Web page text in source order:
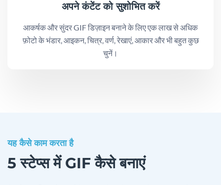
अपने कंटेंट को सुशोभित करें
आकर्षक और सुंदर GIF डिज़ाइन बनाने के लिए एक लाख से अधिक
फ़ोटो के भंडार, आइकन, चित्र, वर्ण, रेखाएं, आकार और भी बहुत कुछ
चुनें।
यह कैसे काम करता है
5 स्टेप्स में GIF कैसे बनाएं